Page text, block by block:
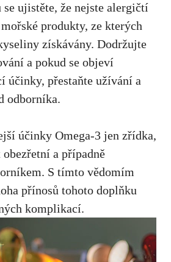
se ujistěte, že nejste alergičtí⁣
produkty,‌ ze ‌kterých
získávány. Dodržujte
a⁤ pokud se ⁤objeví
účinky, přestaňte užívání a
odborníka.
účinky Omega-3 jen zřídka,
a ⁢případně
S tímto⁣ vědomím
⁢přínosů tohoto doplňku
⁢komplikací.